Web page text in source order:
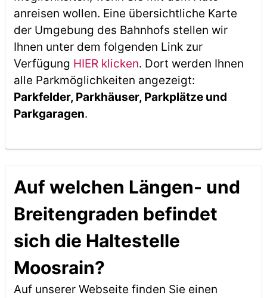
anreisen wollen. Eine übersichtliche Karte
der Umgebung des Bahnhofs stellen wir
Ihnen unter dem folgenden Link zur
Verfügung HIER klicken. Dort werden Ihnen
alle Parkmöglichkeiten angezeigt:
Parkfelder, Parkhäuser, Parkplätze und
Parkgaragen.
Auf welchen Längen- und
Breitengraden befindet
sich die Haltestelle
Moosrain?
Auf unserer Webseite finden Sie einen